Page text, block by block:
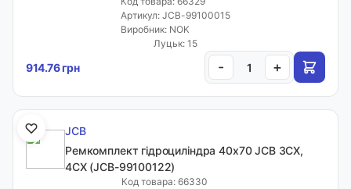
Артикул: JCB-99100015
Виробник: NOK
Луцьк: 15
914.76 грн - +
JCB
Ремкомплект гідроциліндра 40x70 JCB 3CX,
4CX (JCB-99100122)
Код товара: 66330